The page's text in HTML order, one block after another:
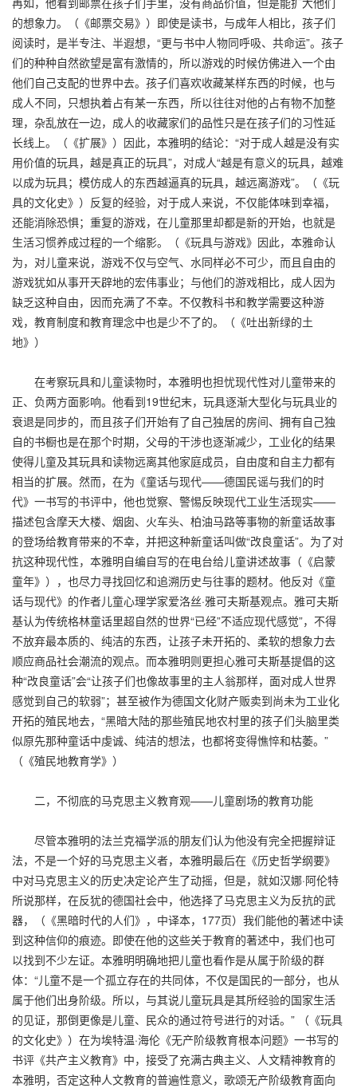
的想象力。（《邮票交易》）即使是读书，与成年人相比，孩子们
阅读时，是半专注、半遐想，“更与书中人物同呼吸、共命运”。孩子
们的种种自然欲望是富有激情的，所以游戏的时候仿佛进入一个由
他们自己支配的世界中去。孩子们喜欢收藏某样东西的时候，也与
成人不同，只想执着占有某一东西，所以往往对他的占有物不加整
理，杂乱放在一边，成人的收藏家们的品性只是在孩子们的习性延
长线上。（《扩展》）因此，本雅明的结论：“对于成人越是没有实
用价值的玩具，越是真正的玩具”，对成人“越是有意义的玩具，越难
以成为玩具；模仿成人的东西越逼真的玩具，越远离游戏”。（《玩
具的文化史》）反复的经验，对于成人来说，不仅能体味到幸福，
还能消除恐惧；重复的游戏，在儿童那里却都是新的开始，也就是
生活习惯养成过程的一个缩影。（《玩具与游戏》因此，本雅命认
为，对儿童来说，游戏不仅与空气、水同样必不可少，而且自由的
游戏犹如从事开天辟地的宏伟事业；与他们的游戏相比，成人因为
缺乏这种自由，因而充满了不幸。不仅教科书和教学需要这种游
戏，教育制度和教育理念中也是少不了的。（《吐出新绿的土
地》）
在考察玩具和儿童读物时，本雅明也担忧现代性对儿童带来的
正、负两方面影响。他看到19世纪末，玩具逐渐大型化与玩具业的
衰退是同步的，而且孩子们开始有了自己独居的房间、拥有自己独
自的书橱也是在那个时期，父母的干涉也逐渐减少，工业化的结果
使得儿童及其玩具和读物远离其他家庭成员，自由度和自主力都有
相当的扩展。然而，在为《童话与现代——德国民谣与我们的时
代》一书写的书评中，他也觉察、警惕反映现代工业生活现实——
描述包含摩天大楼、烟囱、火车头、柏油马路等事物的新童话故事
的登场给教育带来的不幸，并把这种新童话叫做“改良童话”。为了对
抗这种现代性，本雅明自编自写的在电台给儿童讲述故事（《启蒙
童年》），也尽力寻找回忆和追溯历史与往事的题材。他反对《童
话与现代》的作者儿童心理学家爱洛丝·雅可夫斯基观点。雅可夫斯
基认为传统格林童话里超自然的世界“已经”不适应现代感觉”，不得
不放弃最本质的、纯洁的东西，让孩子未开拓的、柔软的想象力去
顺应商品社会潮流的观点。而本雅明则更担心雅可夫斯基提倡的这
种“改良童话”会“让孩子们也像故事里的主人翁那样，面对成人世界
感觉到自己的软弱”；甚至被作为德国文化财产贩卖到尚未为工业化
开拓的殖民地去，“黑暗大陆的那些殖民地农村里的孩子们头脑里类
似原先那种童话中虔诚、纯洁的想法，也都将变得憔悴和枯萎。”
（《殖民地教育学》）
二，不彻底的马克思主义教育观——儿童剧场的教育功能
尽管本雅明的法兰克福学派的朋友们认为他没有完全把握辩证
法，不是一个好的马克思主义者，本雅明最后在《历史哲学纲要》
中对马克思主义的历史决定论产生了动摇，但是，就如汉娜·阿伦特
所说那样，在反犹的德国社会中，他选择了马克思主义为反抗的武
器，（《黑暗时代的人们》，中译本，177页）我们能他的著述中读
到这种信仰的痕迹。即使在他的这些关于教育的著述中，我们也可
以找到不少左证。本雅明明确地把儿童也看作是从属于阶级的群
体：“儿童不是一个孤立存在的共同体，不仅是国民的一部分，也从
属于他们出身阶级。所以，与其说儿童玩具是其所经验的国家生活
的见证，那倒更像是儿童、民众的通过符号进行的对话。” （《玩具
的文化史》）在为埃特温·海伦《无产阶级教育根本问题》一书写的
书评《共产主义教育》中，接受了充满古典主义、人文精神教育的
本雅明，否定这种人文教育的普遍性意义，歌颂无产阶级教育面向